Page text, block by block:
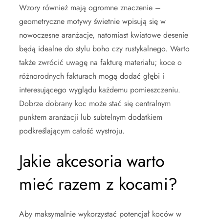
Wzory również mają ogromne znaczenie –
geometryczne motywy świetnie wpisują się w
nowoczesne aranżacje, natomiast kwiatowe desenie
będą idealne do stylu boho czy rustykalnego. Warto
także zwrócić uwagę na fakturę materiału; koce o
różnorodnych fakturach mogą dodać głębi i
interesującego wyglądu każdemu pomieszczeniu.
Dobrze dobrany koc może stać się centralnym
punktem aranżacji lub subtelnym dodatkiem
podkreślającym całość wystroju.
Jakie akcesoria warto
mieć razem z kocami?
Aby maksymalnie wykorzystać potencjał koców w